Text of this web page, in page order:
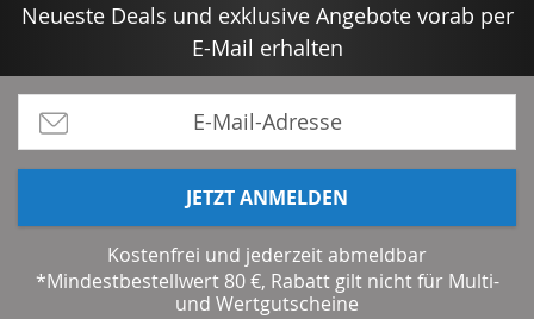
Neueste Deals und exklusive Angebote vorab per
E-Mail erhalten
JETZT ANMELDEN
Kostenfrei und jederzeit abmeldbar
*Mindestbestellwert 80 €, Rabatt gilt nicht für Multi-
und Wertgutscheine